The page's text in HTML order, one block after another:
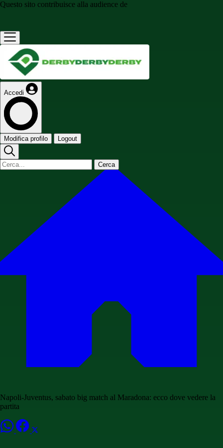
Questo sito contribuisce alla audience de
Accedi
Modifica profilo Logout
Cerca
Napoli-Juventus, sabato big match al Maradona: ecco dove vedere la
partita